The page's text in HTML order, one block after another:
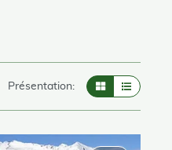
Présentation: